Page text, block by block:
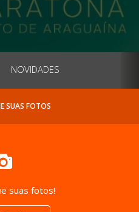
NOVIDADES
SUAS FOTOS
suas fotos!